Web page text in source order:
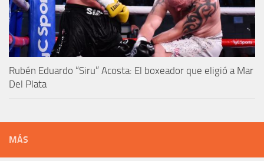
Rubén Eduardo “Siru” Acosta: El boxeador que eligió a Mar
Del Plata
MÁS